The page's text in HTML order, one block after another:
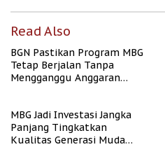
Read Also
BGN Pastikan Program MBG
Tetap Berjalan Tanpa
Mengganggu Anggaran
MBG Jadi Investasi Jangka
Panjang Tingkatkan
Kualitas Generasi Muda